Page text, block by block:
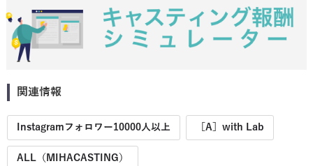
関連情報
Instagramフォロワー10000人以上 ［A］with Lab
ALL（MIHACASTING）